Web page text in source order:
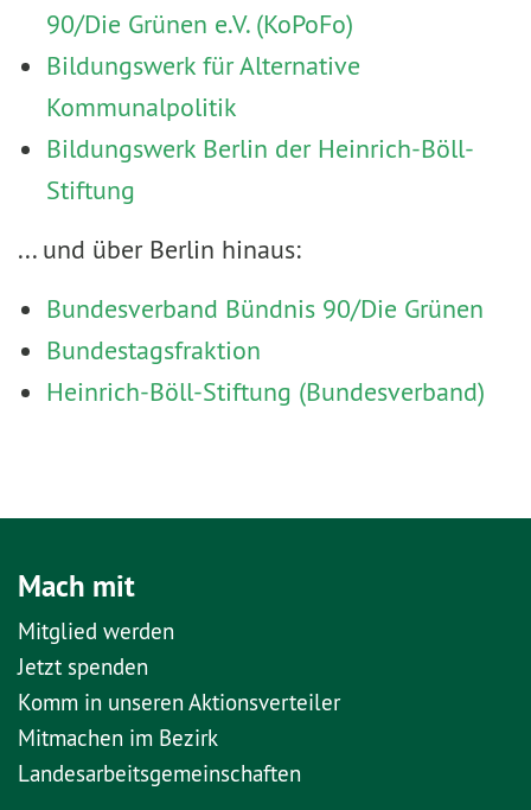
90/Die Grünen e.V. (KoPoFo)
Bildungswerk für Alternative
Kommunalpolitik
Bildungswerk Berlin der Heinrich-Böll-
Stiftung
... und über Berlin hinaus:
Bundesverband Bündnis 90/Die Grünen
Bundestagsfraktion
Heinrich-Böll-Stiftung (Bundesverband)
Mach mit
Mitglied werden
Jetzt spenden
Komm in unseren Aktionsverteiler
Mitmachen im Bezirk
Landesarbeitsgemeinschaften